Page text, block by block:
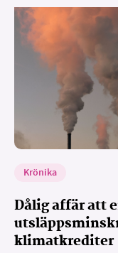
Krönika
Dålig affär att
klimatkrediter